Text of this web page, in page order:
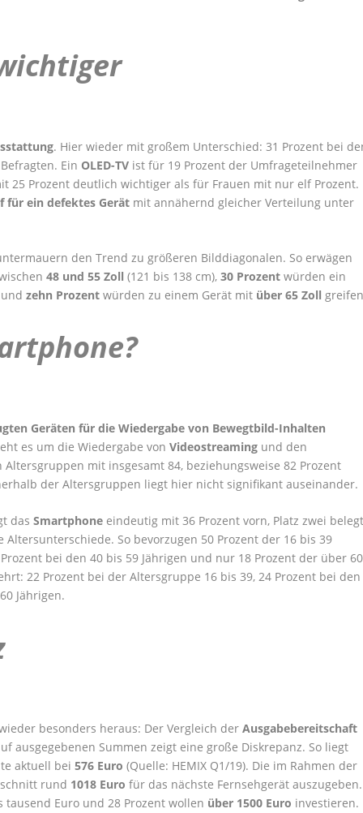
. Hier wieder mit großem Unterschied: 31 Prozent bei
Ein OLED-TV ist für 19 Prozent der Umfrageteilnehmer
25 Prozent deutlich wichtiger als für Frauen mit nur elf Prozent.
für ein defektes Gerät mit annähernd gleicher Verteilung unter
den Trend zu größeren Bilddiagonalen. So erwägen
48 und 55 Zoll(121 bis 138 cm),30 Prozentwürden ein
undzehn Prozentwürden zu einem Gerät mit über 65 Zoll
Geräten für die Wiedergabe von Bewegtbild-Inhalten
es um die Wiedergabe vonVideostreaming und den
mit insgesamt 84, beziehungsweise 82 Prozent
der Altersgruppen liegt hier nicht signifikant auseinander.
dasSmartphone eindeutig mit 36 Prozent vorn, Platz zwei
So bevorzugen 50 Prozent der 16 bis 39
bei den 40 bis 59 Jährigen und nur 18 Prozent der über 60
22 Prozent bei der Altersgruppe 16 bis 39, 24 Prozent bei den
Jährigen.
besonders heraus: Der Vergleich der Ausgabebereitschaft
ausgegebenen Summen zeigt eine große Diskrepanz. So liegt
aktuell bei 576 Euro (Quelle: HEMIX Q1/19). Die im Rahmen der
rund 1018 Eurofür das nächste Fernsehgerät auszugeben.
tausend Euro und 28 Prozent wollen über 1500 Euro investieren.